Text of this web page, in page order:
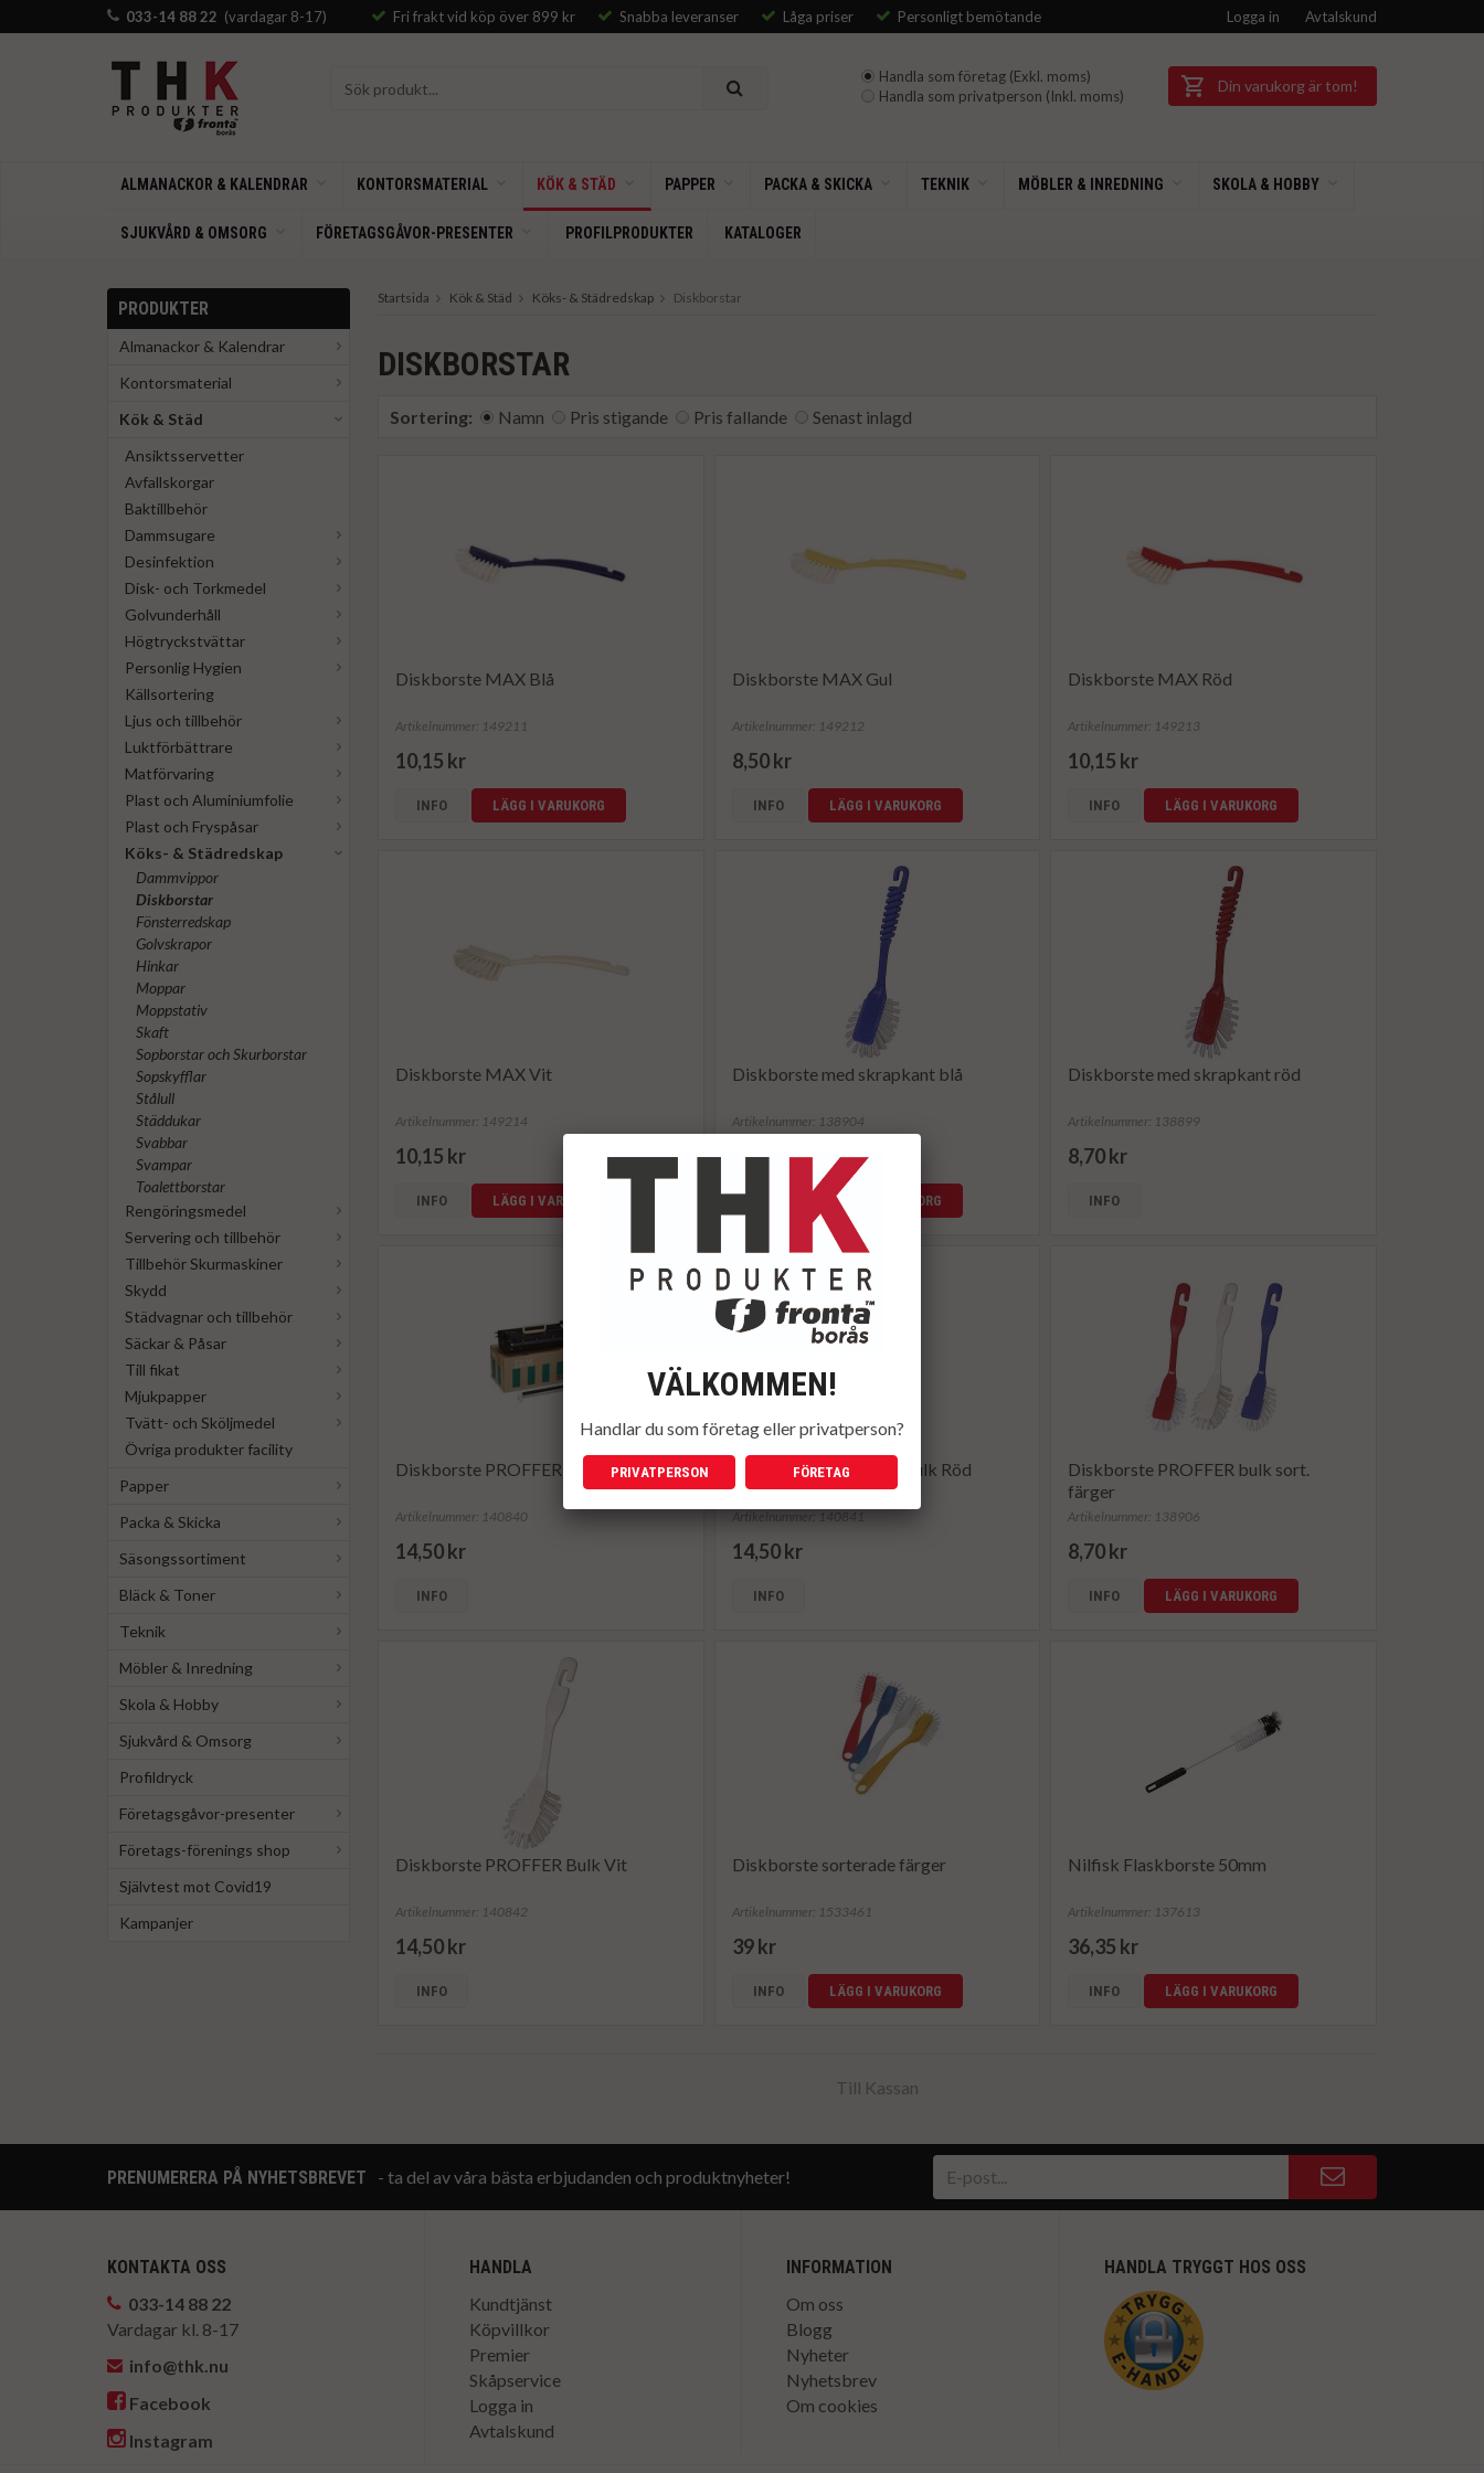
033-14 88 22 (vardagar 8-17) Logga in Avtalskund
Fri frakt vid köp över 899 kr Snabba leveranser Låga priser Personligt bemötande
Handla som företag (Exkl. moms)
Handla som privatperson (Inkl. moms)
Din varukorg är tom!
ALMANACKOR & KALENDRAR KONTORSMATERIAL KÖK & STÄD PAPPER PACKA & SKICKA TEKNIK MÖBLER & INREDNING SKOLA & HOBBY
SJUKVÅRD & OMSORG FÖRETAGSGÅVOR-PRESENTER PROFILPRODUKTER KATALOGER
PRODUKTER
Almanackor & Kalendrar
Kontorsmaterial
Kök & Städ
Ansiktsservetter
Avfallskorgar
Baktillbehör
Dammsugare
Desinfektion
Disk- och Torkmedel
Golvunderhåll
Högtryckstvättar
Personlig Hygien
Källsortering
Ljus och tillbehör
Luktförbättrare
Matförvaring
Plast och Aluminiumfolie
Plast och Fryspåsar
Köks- & Städredskap
Dammvippor
Diskborstar
Fönsterredskap
Golvskrapor
Hinkar
Moppar
Moppstativ
Skaft
Sopborstar och Skurborstar
Sopskyfflar
Stålull
Städdukar
Svabbar
Svampar
Toalettborstar
Rengöringsmedel
Servering och tillbehör
Tillbehör Skurmaskiner
Skydd
Städvagnar och tillbehör
Säckar & Påsar
Till fikat
Mjukpapper
Tvätt- och Sköljmedel
Övriga produkter facility
Papper
Packa & Skicka
Säsongssortiment
Bläck & Toner
Teknik
Möbler & Inredning
Skola & Hobby
Sjukvård & Omsorg
Profildryck
Företagsgåvor-presenter
Företags-förenings shop
Självtest mot Covid19
Kampanjer
Startsida Kök & Städ Köks- & Städredskap Diskborstar
DISKBORSTAR
Sortering: Namn Pris stigande Pris fallande Senast inlagd
Diskborste MAX Blå
Artikelnummer: 149211
10,15 kr
INFO LÄGG I VARUKORG
Diskborste MAX Gul
Artikelnummer: 149212
8,50 kr
INFO LÄGG I VARUKORG
Diskborste MAX Röd
Artikelnummer: 149213
10,15 kr
INFO LÄGG I VARUKORG
Diskborste MAX Vit
Artikelnummer: 149214
10,15 kr
INFO LÄGG I VARUKORG
Diskborste med skrapkant blå
Artikelnummer: 138904
12 kr
LÄGG I VARUKORG
Diskborste med skrapkant röd
Artikelnummer: 138899
8,70 kr
INFO
Diskborste PROFFER Bulk Blå
Artikelnummer: 140840
14,50 kr
INFO
Diskborste PROFFER Bulk Röd
Artikelnummer: 140841
14,50 kr
INFO
Diskborste PROFFER bulk sort.
färger
Artikelnummer: 138906
8,70 kr
INFO LÄGG I VARUKORG
Diskborste PROFFER Bulk Vit
Artikelnummer: 140842
14,50 kr
INFO
Diskborste sorterade färger
Artikelnummer: 1533461
39 kr
INFO LÄGG I VARUKORG
Nilfisk Flaskborste 50mm
Artikelnummer: 137613
36,35 kr
INFO LÄGG I VARUKORG
Till Kassan
PRENUMERERA PÅ NYHETSBREVET - ta del av våra bästa erbjudanden och produktnyheter!
KONTAKTA OSS
033-14 88 22
Vardagar kl. 8-17
info@thk.nu
Facebook
Instagram
HANDLA
Kundtjänst
Köpvillkor
Premier
Skåpservice
Logga in
Avtalskund
INFORMATION
Om oss
Blogg
Nyheter
Nyhetsbrev
Om cookies
HANDLA TRYGGT HOS OSS
VÄLKOMMEN!
Handlar du som företag eller privatperson?
PRIVATPERSON FÖRETAG